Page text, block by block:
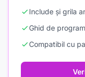
Include și grila
Ghid de
Compatibil cu